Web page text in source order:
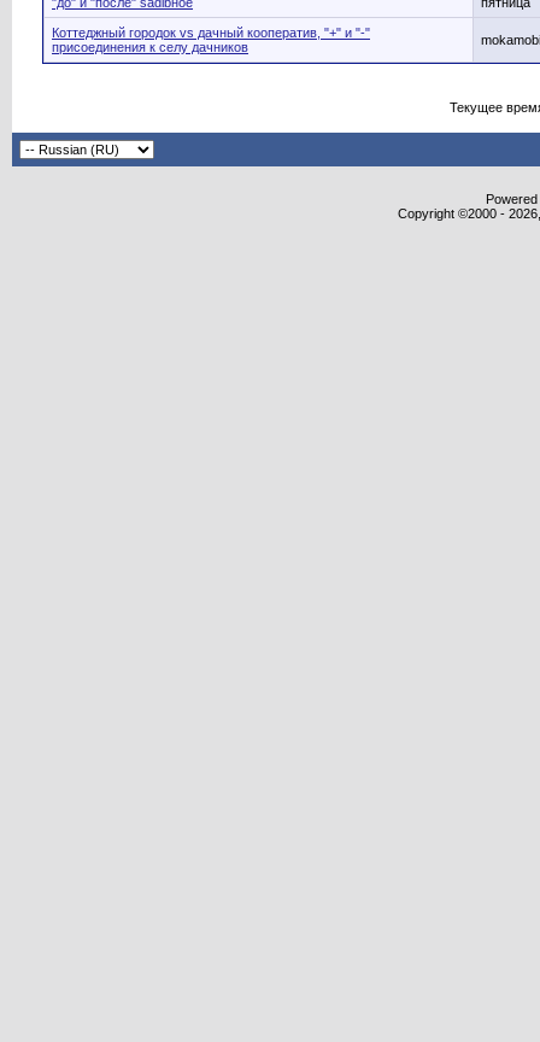
Коттеджный городок vs дачный кооператив, "+" и "-"
присоединения к селу дачников
Текущее
Copyright ©2000 -